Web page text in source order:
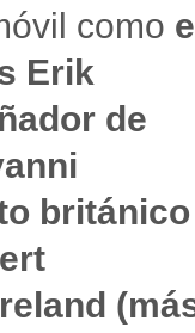
como
Erik
de
británico